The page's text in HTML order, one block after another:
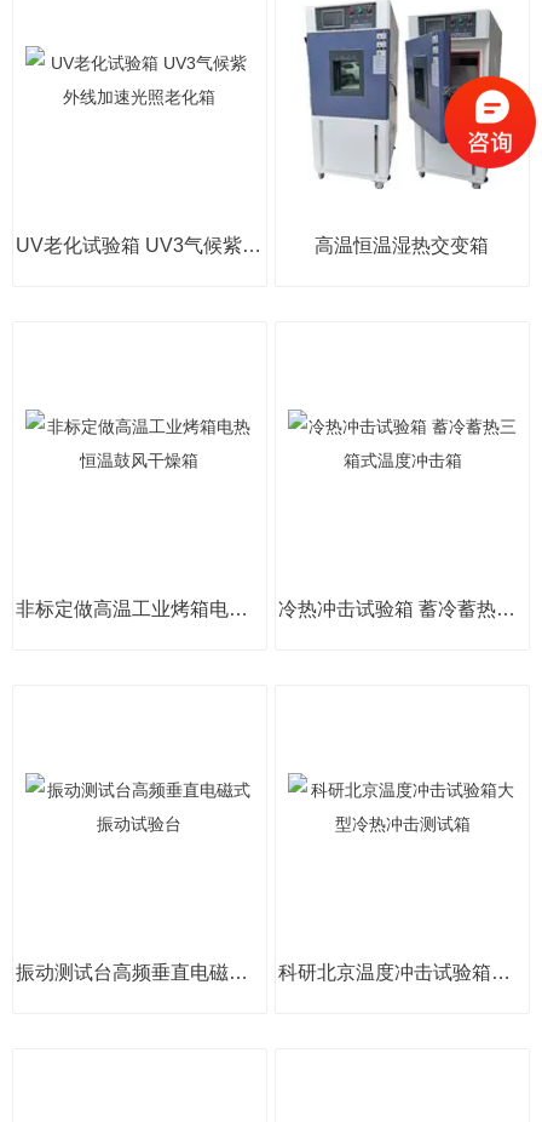
UV老化试验箱 UV3气候紫外线加速光照老化箱 高温恒温湿热交变箱
非标定做高温工业烤箱电热恒温鼓风干燥箱 冷热冲击试验箱 蓄冷蓄热三箱式温度冲击箱
振动测试台高频垂直电磁式振动试验台 科研北京温度冲击试验箱大型冷热冲击测试箱